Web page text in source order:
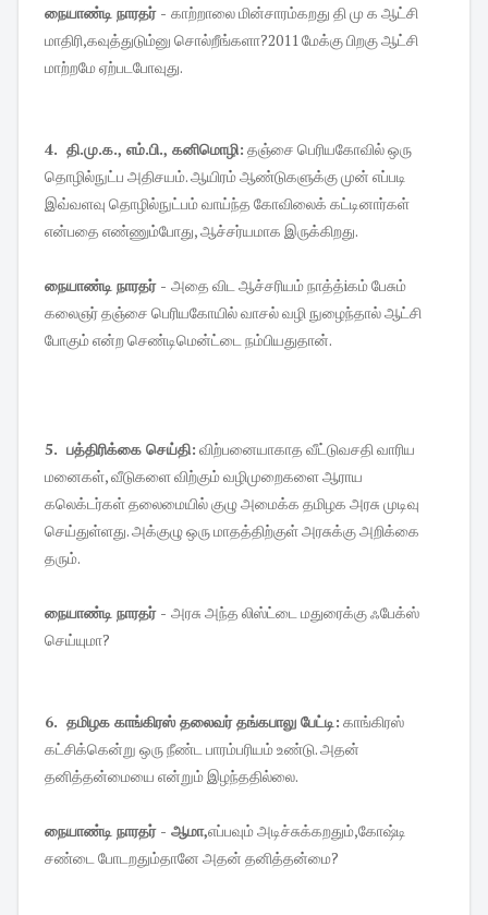
நையாண்டி நாரதர் - காற்றாலை மின்சாரம்கறது தி மு க ஆட்சி
மாதிரி,கவுத்துடும்னு சொல்றீங்களா?2011 மேக்கு பிறகு ஆட்சி
மாற்றமே ஏற்படபோவுது.
4. தி.மு.க., எம்.பி., கனிமொழி: தஞ்சை பெரியகோவில் ஒரு
தொழில்நுட்ப அதிசயம். ஆயிரம் ஆண்டுகளுக்கு முன் எப்படி
இவ்வளவு தொழில்நுட்பம் வாய்ந்த கோவிலைக் கட்டினார்கள்
என்பதை எண்ணும்போது, ஆச்சர்யமாக இருக்கிறது.
நையாண்டி நாரதர் - அதை விட ஆச்சரியம் நாத்த்iகம் பேசும்
கலைஞர் தஞ்சை பெரியகோயில் வாசல் வழி நுழைந்தால் ஆட்சி
போகும் என்ற செண்டிமென்ட்டை நம்பியதுதான்.
5. பத்திரிக்கை செய்தி: விற்பனையாகாத வீட்டுவசதி வாரிய
மனைகள், வீடுகளை விற்கும் வழிமுறைகளை ஆராய
கலெக்டர்கள் தலைமையில் குழு அமைக்க தமிழக அரசு முடிவு
செய்துள்ளது. அக்குழு ஒரு மாதத்திற்குள் அரசுக்கு அறிக்கை
தரும்.
நையாண்டி நாரதர் - அரசு அந்த லிஸ்ட்டை மதுரைக்கு ஃபேக்ஸ்
செய்யுமா?
6. தமிழக காங்கிரஸ் தலைவர் தங்கபாலு பேட்டி: காங்கிரஸ்
கட்சிக்கென்று ஒரு நீண்ட பாரம்பரியம் உண்டு. அதன்
தனித்தன்மையை என்றும் இழந்ததில்லை.
நையாண்டி நாரதர் - ஆமா,எப்பவும் அடிச்சுக்கறதும்,கோஷ்டி
சண்டை போடறதும்தானே அதன் தனித்தன்மை?